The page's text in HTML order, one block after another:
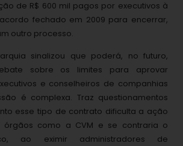
de R$ 600 mil pagos por executivos à
fechado em 2009 para encerrar,
outro processo.
sinalizou que poderá, no futuro,
sobre os limites para aprovar
e conselheiros de companhias
é complexa. Traz questionamentos
esse tipo de contrato dificulta a ação
órgãos como a CVM e se contraria o
ao eximir administradores de